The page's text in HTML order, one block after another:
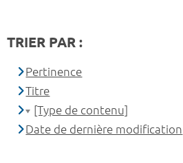
TRIER PAR :
Pertinence
Titre
[Type de contenu]
Date de dernière modification